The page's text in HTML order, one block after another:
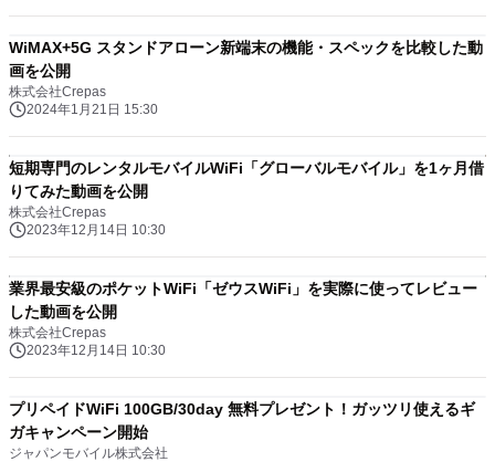
WiMAX+5G スタンドアローン新端末の機能・スペックを比較した動
画を公開
株式会社Crepas
2024年1月21日 15:30
短期専門のレンタルモバイルWiFi「グローバルモバイル」を1ヶ月借
りてみた動画を公開
株式会社Crepas
2023年12月14日 10:30
業界最安級のポケットWiFi「ゼウスWiFi」を実際に使ってレビュー
した動画を公開
株式会社Crepas
2023年12月14日 10:30
プリペイドWiFi 100GB/30day 無料プレゼント！ガッツリ使えるギ
ガキャンペーン開始
ジャパンモバイル株式会社